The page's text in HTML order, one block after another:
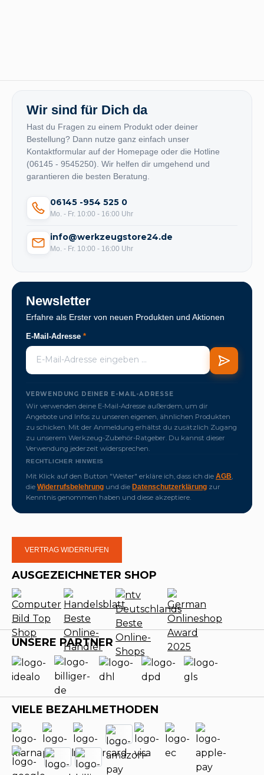
Wir sind für Dich da
Hast du Fragen zu einem Produkt oder deiner
Bestellung? Dann nutze ganz einfach unser
Kontaktformular auf der Homepage oder die Hotline
(06145 - 9545250). Wir helfen dir umgehend und
garantieren die besten Beratung.
06145 -954 525 0
Mo. - Fr. 10:00 - 16:00 Uhr
info@werkzeugstore24.de
Mo. - Fr. 10:00 - 16:00 Uhr
Newsletter
Erfahre als Erster von neuen Produkten und Aktionen
E-Mail-Adresse *
VERWENDUNG DEINER E-MAIL-ADRESSE
Wir verwenden deine E-Mail-Adresse außerdem, um dir
Angebote und Infos zu unseren eigenen, ähnlichen Produkten
zu schicken. Mit der Anmeldung erhältst du zusätzlich Zugang
zu unserem Werkzeug-Zubehör-Ratgeber. Du kannst dieser
Verwendung jederzeit widersprechen.
RECHTLICHER HINWEIS
Mit Klick auf den Button "Weiter" erkläre ich, dass ich die AGB
die Widerrufsbelehrung und die Datenschutzerklärung zur
Kenntnis genommen haben und diese akzeptiere.
VERTRAG WIDERRUFEN
AUSGEZEICHNETER SHOP
UNSERE PARTNER
VIELE BEZAHLMETHODEN